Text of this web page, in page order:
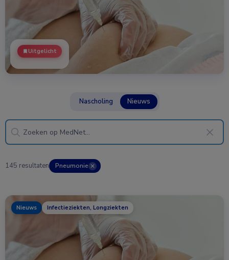
Uitgelicht
Nascholing Nieuws
145 resultaten Pneumonie ✕
Nieuws Infectieziekten, Longziekten